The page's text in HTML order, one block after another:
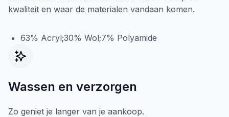
kwaliteit en waar de materialen vandaan komen.
63% Acryl;30% Wol;7% Polyamide
Wassen en verzorgen
Zo geniet je langer van je aankoop.